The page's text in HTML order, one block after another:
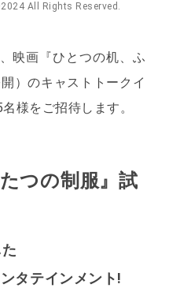
All Rights Reserved.
映画『ひとつの机、ふ
）のキャストトークイ
様をご招待します。
つの制服』試
タテインメント!